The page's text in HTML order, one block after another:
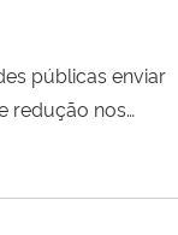
redução nos
devem possuir...